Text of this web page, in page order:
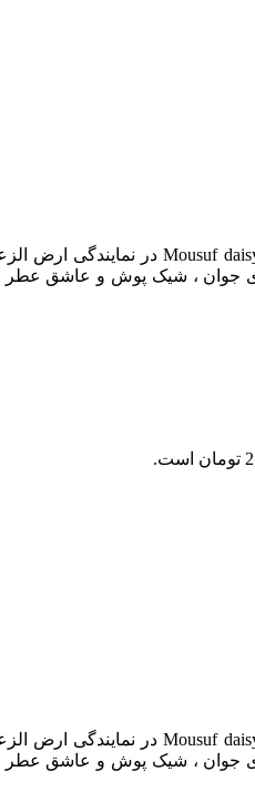
، شیک پوش و عاشق عطر
جوان ، شیک پوش و عاشق عطر